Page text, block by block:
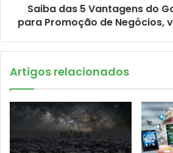
Saiba das 5 Vantagens do
para Promoção de Negócios,
Artigos relacionados